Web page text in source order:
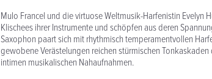
Mulo Francel und die virtuose Weltmusik-Harfenistin Evelyn
Klischees ihrer Instrumente und schöpfen aus deren
Saxophon paart sich mit rhythmisch temperamentvollen
gewobene Verästelungen reichen stürmischen
intimen musikalischen Nahaufnahmen.